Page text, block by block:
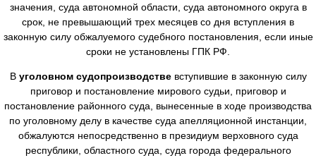
значения, суда автономной области, суда автономного округа в
срок, не превышающий трех месяцев со дня вступления в
законную силу обжалуемого судебного постановления, если иные
сроки не установлены ГПК РФ.
В уголовном судопроизводствевступившие в законную силу
приговор и постановление мирового судьи, приговор и
постановление районного суда, вынесенные в ходе производства
по уголовному делу в качестве суда апелляционной инстанции,
обжалуются непосредственно в президиум верховного суда
республики, областного суда, суда города федерального